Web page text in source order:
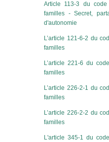
Article 113-3 du
familles - Secret,
d'autonomie
L’article 121-6-2 du
familles
L’article 221-6 du
familles
L’article 226-2-1 du
familles
L’article 226-2-2 du
familles
L'article 345-1 du